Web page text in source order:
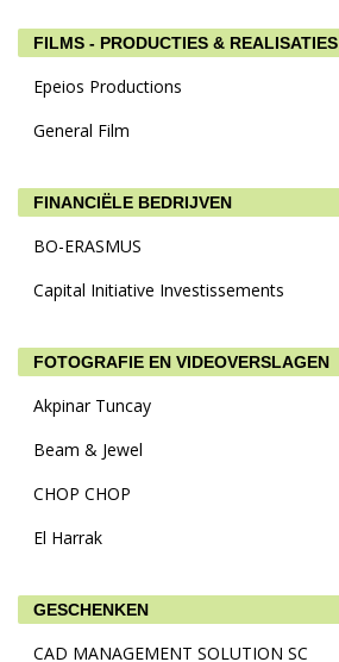
FILMS - PRODUCTIES & REALISATIES
Epeios Productions
General Film
FINANCIËLE BEDRIJVEN
BO-ERASMUS
Capital Initiative Investissements
FOTOGRAFIE EN VIDEOVERSLAGEN
Akpinar Tuncay
Beam & Jewel
CHOP CHOP
El Harrak
GESCHENKEN
CAD MANAGEMENT SOLUTION SC